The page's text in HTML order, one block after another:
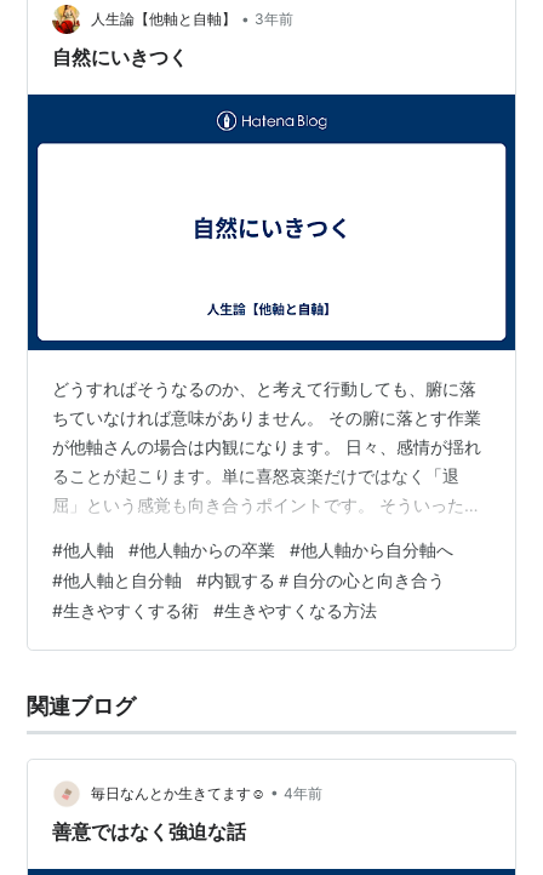
人生論【他軸と自軸】 • 3年前
自然にいきつく
どうすればそうなるのか、と考えて行動しても、腑に落
ちていなければ意味がありません。 その腑に落とす作業
が他軸さんの場合は内観になります。 日々、感情が揺れ
ることが起こります。単に喜怒哀楽だけではなく「退
屈」という感覚も向き合うポイントです。 そういったこ
つかむのに少し苦労するかもしれません。 だけどとにか
く向き合いを続けると、「ここ」っていうポイントに辿
り着きます。 必ず自分で分かります。ですので、その感
覚がピンとこない場合はまだ辿っていく必要がありま
他には「ほっこりする」とおっしゃる方や「…
#他人軸 #他人軸からの卒業 #他人軸から自分軸へ
#他人軸と自分軸 #内観する＃自分の心と向き合う
#生きやすくする術 #生きやすくなる方法
関連ブログ
毎日なんとか生きてます☺︎ • 4年前
善意ではなく強迫な話